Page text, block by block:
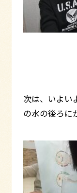
次は、いよい
の水の後ろに